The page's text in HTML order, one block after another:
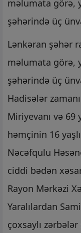
məlumata görə,
şəhərində üç
Lənkəran şəhər
məlumata görə,
şəhərində üç
Hadisələr
Miriyevanı və 69
həmçinin 16
Nəcəfqulu
ciddi bədən
Rayon Mərkəzi
Yaralılardan
çoxsaylı